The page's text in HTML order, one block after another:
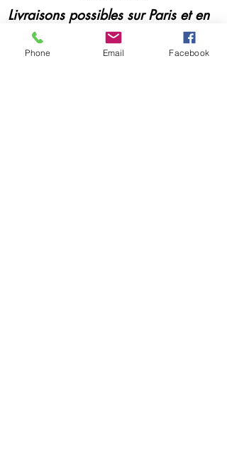
Livraisons possibles sur Paris et en
Île de France
Paiements et cautions par CB, sur
Phone Email Facebook